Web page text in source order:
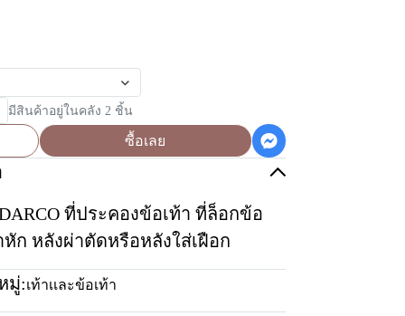
มีสินค้าอยู่ในคลัง 2 ชิ้น
ซื้อเลย
ที่ประคองข้อเท้า ที่ล็อกข้อ
ก หลังผ่าตัดหรือหลังใส่เฝือก
มู่:เท้าเเละข้อเท้า